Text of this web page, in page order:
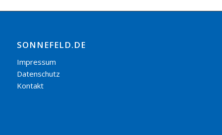
SONNEFELD.DE
Impressum
Datenschutz
Kontakt